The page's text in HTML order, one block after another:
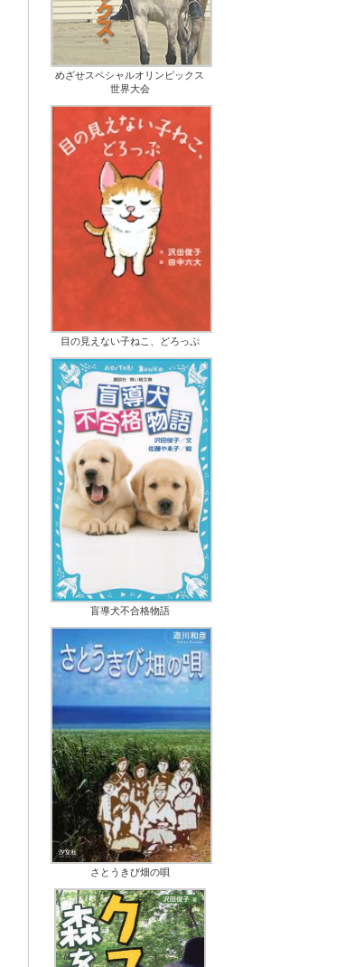
めざせスペシャルオリンピックス
世界大会
目の見えない子ねこ、どろっぷ
盲導犬不合格物語
さとうきび畑の唄